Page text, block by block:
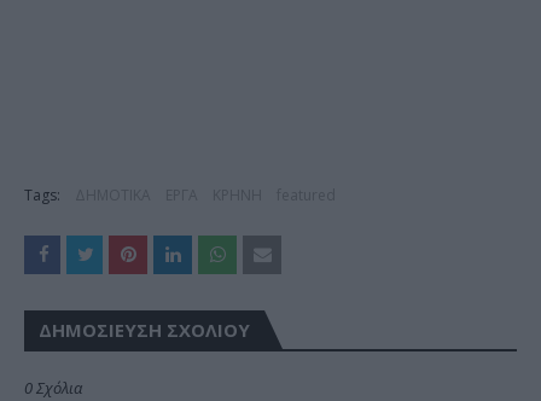
Tags:
ΔΗΜΟΣΊΕΥΣΗ ΣΧΟΛΊΟΥ
0 Σχόλια